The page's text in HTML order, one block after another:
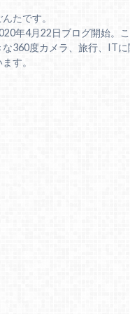
たです。
年4月22日ブログ開始。
な360度カメラ、旅行、IT
す。